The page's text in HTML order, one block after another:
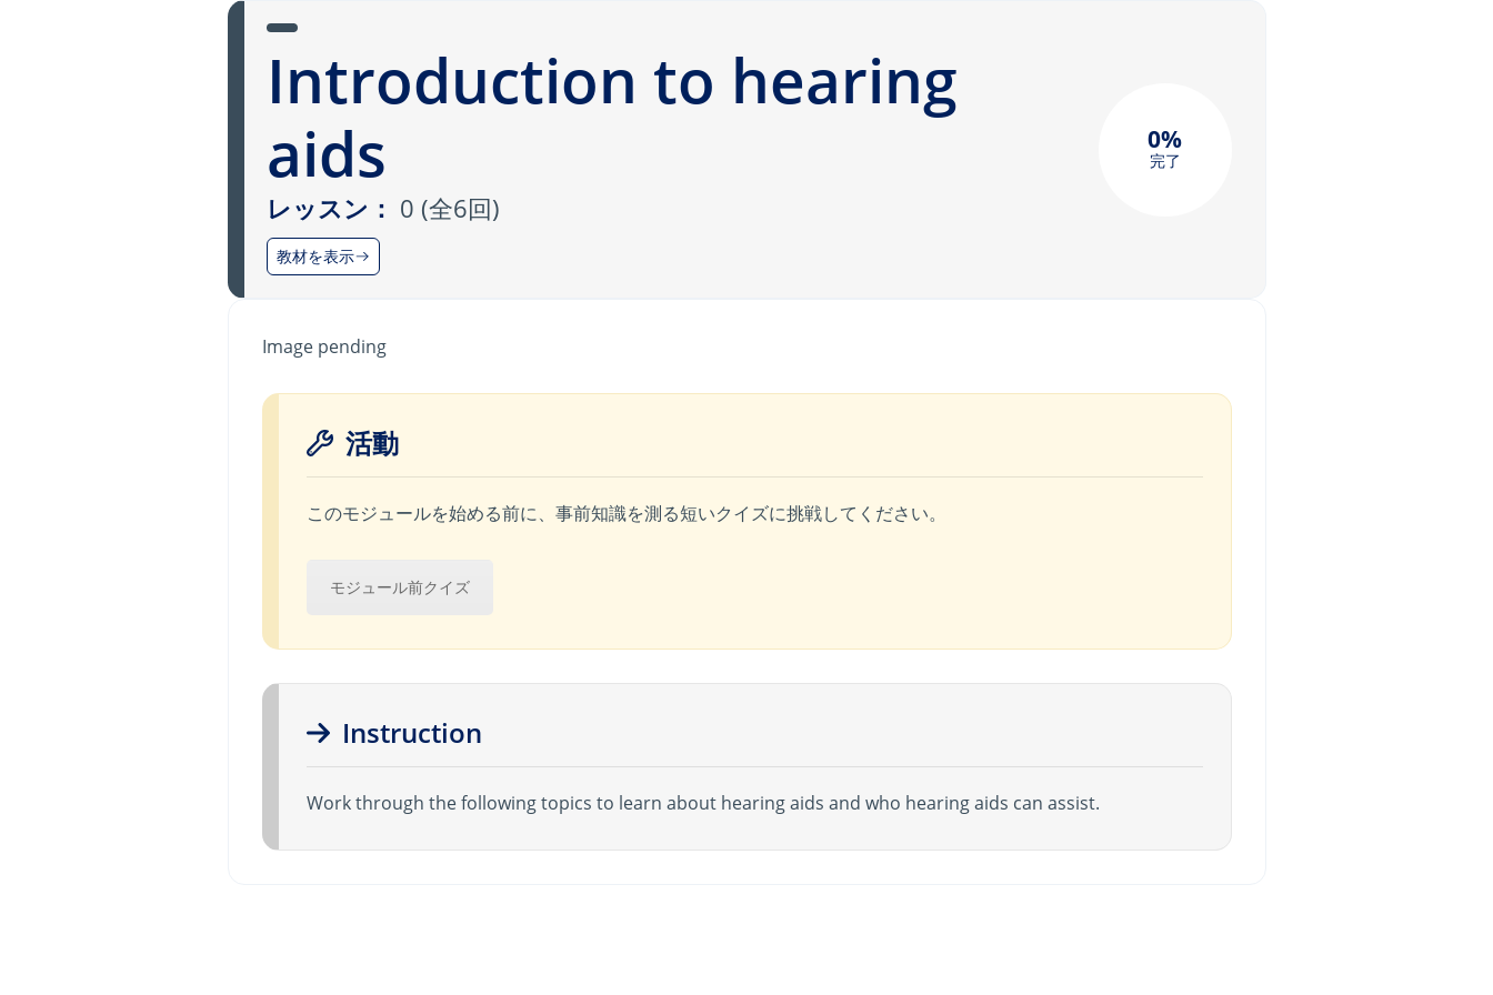
Introduction to hearing
aids
レッスン： 0 (全6回)
教材を表示
0%
完了
Image pending
活動
このモジュールを始める前に、事前知識を測る短いクイズに挑戦してください。
モジュール前クイズ
Instruction
Work through the following topics to learn about hearing aids and who hearing aids can assist.